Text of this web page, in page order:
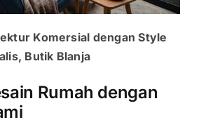
Komersial dengan Style
Butik Blanja
Rumah dengan